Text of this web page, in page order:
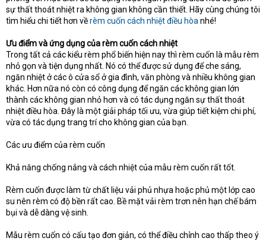
sự thất thoát nhiệt ra không gian không cần thiết. Hãy cùng chúng tôi
tìm hiểu chi tiết hơn vềrèm cuốn cách nhiệt điều hòanhé!
Ưu điểm và ứng dụng của rèm cuốn cách nhiệt
Trong tất cả các kiểu rèm phổ biến hiện nay thì rèm cuốn là mẫu rèm
nhỏ gọn và tiện dụng nhất. Nó có thể được sử dụng để che sáng,
ngăn nhiệt ở các ô cửa sổ ở gia đình, văn phòng và nhiều không gian
khác. Hơn nữa nó còn có công dụng để ngăn các không gian lớn
thành các không gian nhỏ hơn và có tác dụng ngăn sự thất thoát
nhiệt điều hòa. Đây là một giải pháp tối ưu, vừa giúp tiết kiệm chi phí,
vừa có tác dụng trang trí cho không gian của bạn.
Các ưu điểm của rèm cuốn
Khả năng chống nắng và cách nhiệt của mẫu rèm cuốn rất tốt.
Rèm cuốn được làm từ chất liệu vải phủ nhựa hoặc phủ một lớp cao
su nên rèm có độ bền rất cao. Bề mặt vải rèm trơn nên hạn chế bám
bụi và dễ dàng vệ sinh.
Mẫu rèm cuốn có cấu tạo đơn giản, có thể điều chỉnh cao thấp theo ý